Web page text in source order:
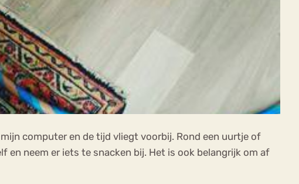
computer en de tijd vliegt voorbij. Rond een uurtje of
en neem er iets te snacken bij. Het is ook belangrijk om af